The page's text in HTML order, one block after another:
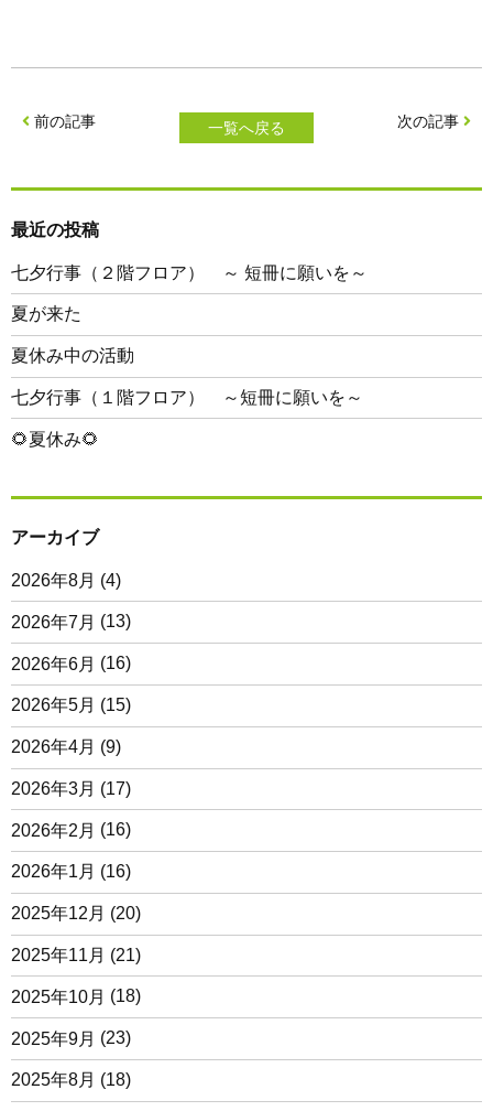
前の記事 一覧へ戻る 次の記事
最近の投稿
七夕行事（２階フロア） ～ 短冊に願いを～
夏が来た
夏休み中の活動
七夕行事（１階フロア） ～短冊に願いを～
🌻夏休み🌻
アーカイブ
2026年8月 (4)
2026年7月 (13)
2026年6月 (16)
2026年5月 (15)
2026年4月 (9)
2026年3月 (17)
2026年2月 (16)
2026年1月 (16)
2025年12月 (20)
2025年11月 (21)
2025年10月 (18)
2025年9月 (23)
2025年8月 (18)